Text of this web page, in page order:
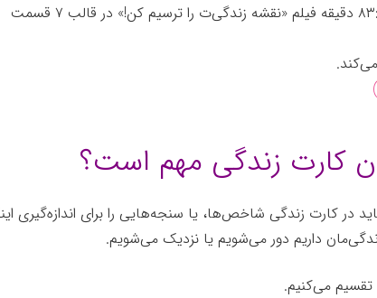
.
کارت زندگی مهم است؟
در کارت زندگی شاخص‌ها، یا سنجه‌هایی را برای اندازه‌گیری
داریم دور می‌شویم یا نزدیک می‌شویم.
تقسیم می‌کنیم.